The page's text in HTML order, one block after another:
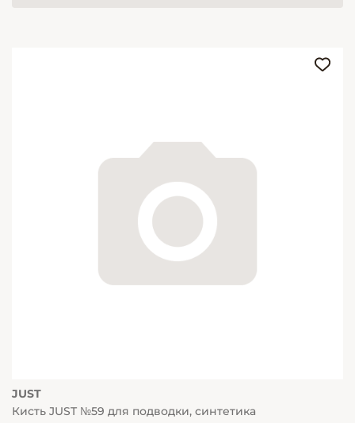
JUST
Кисть JUST №59 для подводки, синтетика